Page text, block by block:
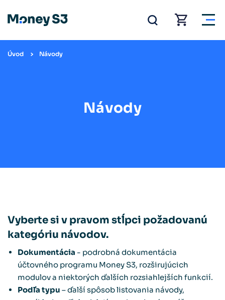
Úvod Návody
Návody
Vyberte si v pravom stĺpci požadovanú
kategóriu návodov.
Dokumentácia - podrobná dokumentácia
účtovného programu Money S3, rozširujúcich
modulov a niektorých ďalších rozsiahlejších funkcií.
Podľa typu – ďalší spôsob listovania návody,